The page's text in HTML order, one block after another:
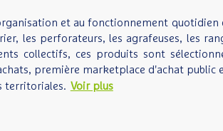
et au fonctionnement
les perforateurs, les agrafeuses, les
collectifs, ces produits sont
première marketplace d'achat public
territoriales. Voir plus